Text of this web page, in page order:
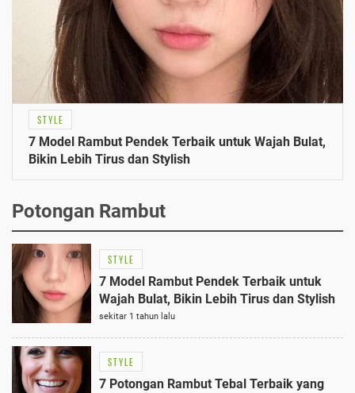
STYLE
7 Model Rambut Pendek Terbaik untuk Wajah Bulat,
Bikin Lebih Tirus dan Stylish
Potongan Rambut
STYLE
7 Model Rambut Pendek Terbaik untuk
Wajah Bulat, Bikin Lebih Tirus dan Stylish
sekitar 1 tahun lalu
STYLE
7 Potongan Rambut Tebal Terbaik yang